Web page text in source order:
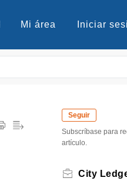
Mi área Iniciar
Seguir
Subscríbase para
artículo.